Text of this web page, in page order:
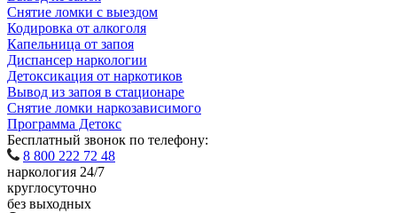
Снятие ломки с выездом
Кодировка от алкоголя
Капельница от запоя
Диспансер наркологии
Детоксикация от наркотиков
Вывод из запоя в стационаре
Снятие ломки наркозависимого
Программа Детокс
Бесплатный звонок по телефону:
8 800 222 72 48
наркология 24/7
круглосуточно
без выходных